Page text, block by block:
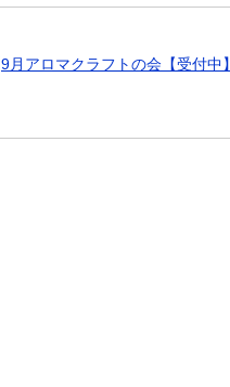
9月アロマクラフトの会【受付中】